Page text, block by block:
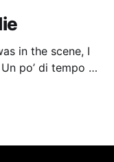
in the scene, I
del Mondo di